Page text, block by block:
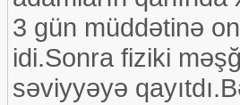
3 gün müddətinə
idi.Sonra fiziki
səviyyəyə